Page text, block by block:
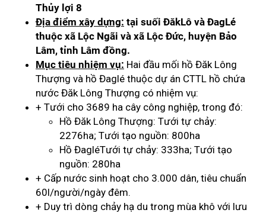
Thủy lợi 8
Địa điểm xây dựng: tại suối ĐăkLô và ĐagLé
thuộc xã Lộc Ngãi và xã Lộc Đức, huyện Bảo
Lâm, tỉnh Lâm đồng.
Mục tiêu nhiệm vụ: Hai đầu mối hồ Đăk Lông
Thượng và hồ Đaglé thuộc dự án CTTL hồ chứa
nước Đăk Lông Thượng có nhiệm vụ:
+ Tưới cho 3689 ha cây công nghiệp, trong đó:
Hồ Đăk Lông Thượng: Tưới tự chảy:
2276ha; Tưới tạo nguồn: 800ha
Hồ ĐagléTưới tự chảy: 333ha; Tưới tạo
nguồn: 280ha
+ Cấp nước sinh hoạt cho 3.000 dân, tiêu chuẩn
60l/người/ngày đêm.
+ Duy trì dòng chảy hạ du trong mùa khô với lưu